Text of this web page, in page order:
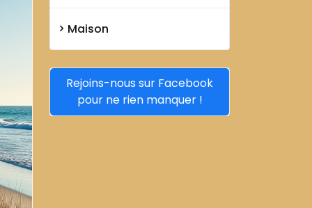
Maison
Rejoins-nous sur Facebook
pour ne rien manquer !